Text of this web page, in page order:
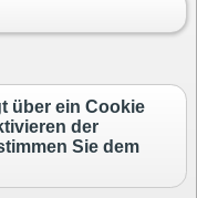
über ein Cookie
der
Sie dem